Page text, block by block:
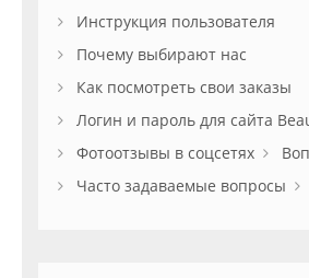
Инструкция пользователя
Почему выбирают нас
Как посмотреть свои заказы
Логин и пароль для сайта
Фотоотзывы в соцсетях
Часто задаваемые вопросы